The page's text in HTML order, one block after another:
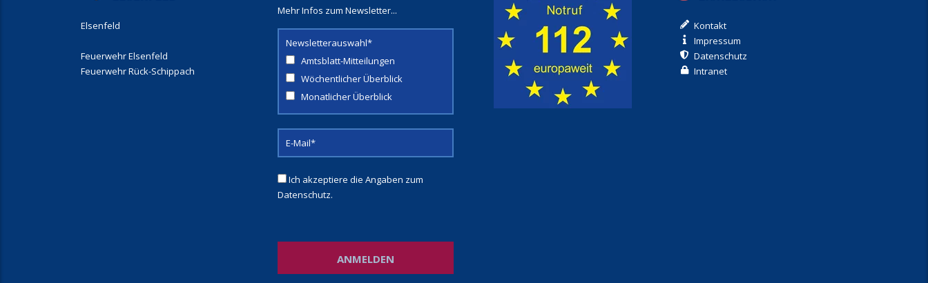
Elsenfeld
Feuerwehr Elsenfeld
Feuerwehr Rück-Schippach
Mehr Infos zum Newsletter...
Newsletterauswahl*
Amtsblatt-Mitteilungen
Wöchentlicher Überblick
Monatlicher Überblick
Ich akzeptiere die Angaben zum
Datenschutz.
Kontakt
Impressum
Datenschutz
Intranet